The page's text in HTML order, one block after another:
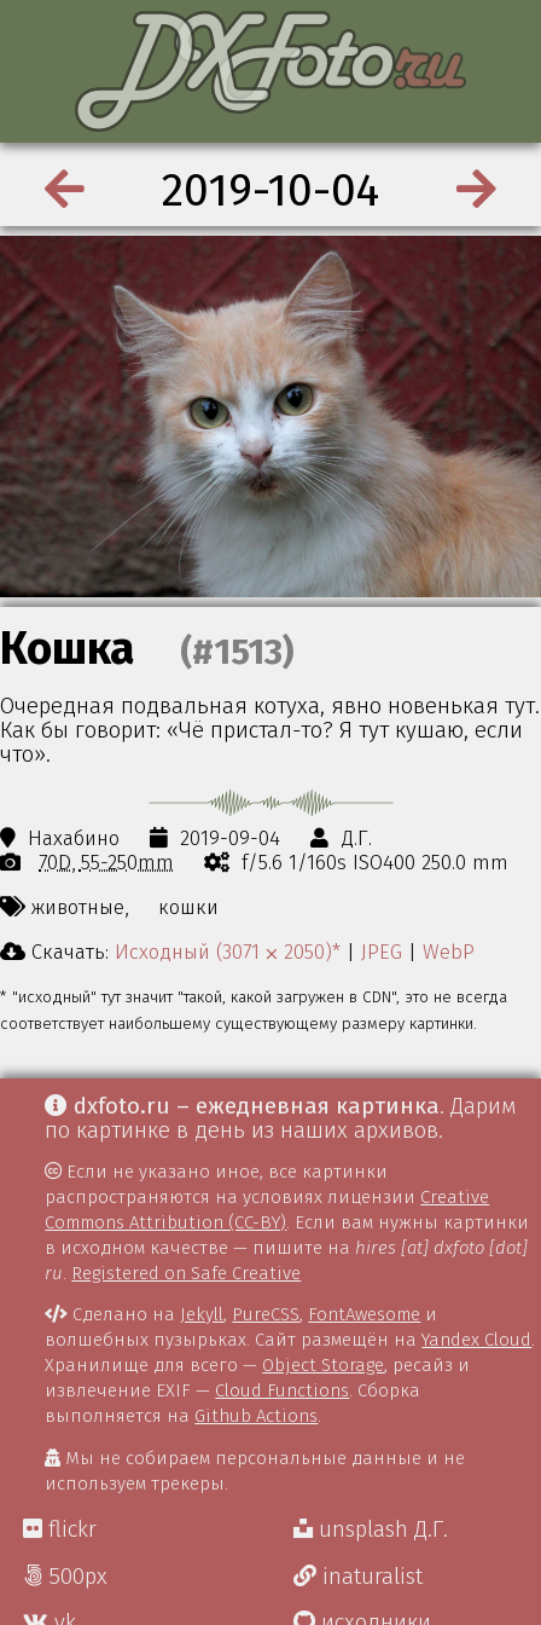
2019-10-04
Кошка (#1513)
Очередная подвальная котуха, явно новенькая тут.
Как бы говорит: «Чё пристал-то? Я тут кушаю, если
что».
Нахабино 2019-09-04
Д.Г.
70D 55-250mm
f/5.6 1/160s ISO400 250.0 mm
животные,
кошки
Скачать: Исходный (3071 ⨉ 2050)* | JPEG | WebP
* "исходный" тут значит "такой, какой загружен в CDN", это не всегда
соответствует наибольшему существующему размеру картинки.
dxfoto.ru – ежедневная картинка. Дарим
по картинке в день из наших архивов.
Если не указано иное, все картинки
распространяются на условиях лицензии Creative
Commons Attribution (CC-BY). Если вам нужны картинки
в исходном качестве — пишите на hires [at] dxfoto [dot]
ru. Registered on Safe Creative
Сделано на Jekyll, PureCSS, FontAwesome и
волшебных пузырьках. Сайт размещён наYandex Cloud .
Хранилище для всего — Object Storage, ресайз и
извлечение EXIF — Cloud Functions. Сборка
выполняется на Github Actions.
Мы не собираем персональные данные и не
используем трекеры.
flickr
500px
unsplash Д.Г.
inaturalist